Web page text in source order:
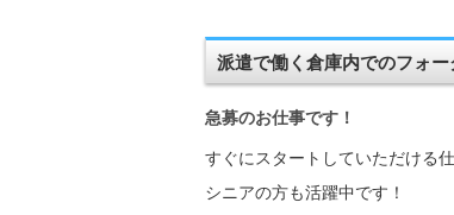
派遣で働く倉庫内でのフォ
急募のお仕事です！
すぐにスタートしていただける仕
シニアの方も活躍中です！